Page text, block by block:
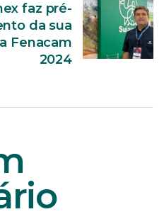
faz pré-
da sua
Fenacam
2024